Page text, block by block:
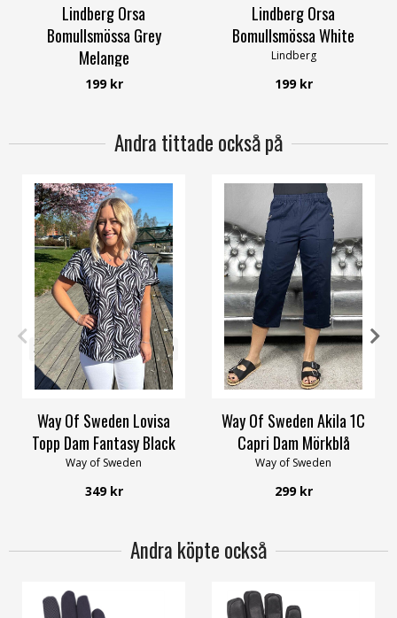
Lindberg Orsa
Bomullsmössa Grey
Melange
Lindberg
199 kr
Lindberg Orsa
Bomullsmössa White
Lindberg
199 kr
Andra tittade också på
32/34 36/38 44/46 48/50
52/54
56/58
Way Of Sweden Lovisa
Topp Dam Fantasy Black
Way of Sweden
349 kr
XS S M XL 3XL 4XL
Way Of Sweden Akila 1C
Capri Dam Mörkblå
Way of Sweden
299 kr
Andra köpte också